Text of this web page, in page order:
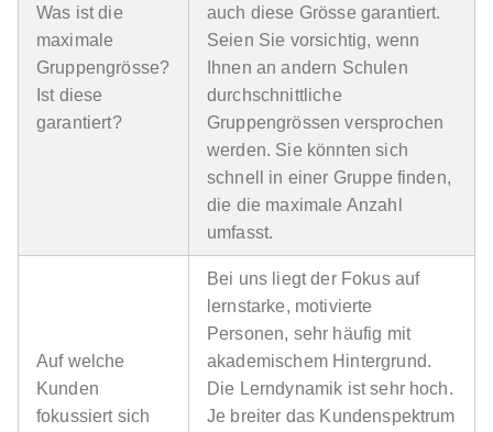
Was ist die
maximale
Gruppengrösse?
Ist diese
garantiert?
auch diese Grösse garantiert.
Seien Sie vorsichtig, wenn
Ihnen an andern Schulen
durchschnittliche
Gruppengrössen versprochen
werden. Sie könnten sich
schnell in einer Gruppe finden,
die die maximale Anzahl
umfasst.
Auf welche
Kunden
fokussiert sich
Bei uns liegt der Fokus auf
lernstarke, motivierte
Personen, sehr häufig mit
akademischem Hintergrund.
Die Lerndynamik ist sehr hoch.
Je breiter das Kundenspektrum